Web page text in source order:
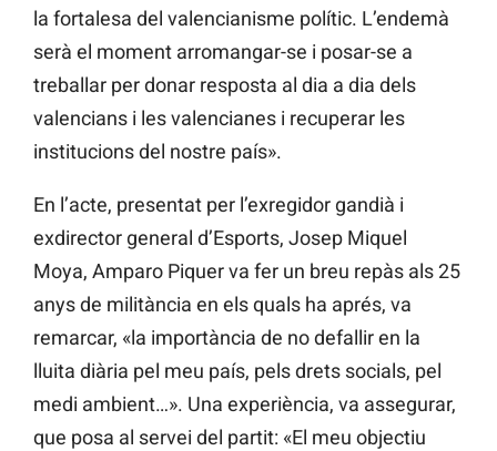
la fortalesa del valencianisme polític. L’endemà
serà el moment arromangar-se i posar-se a
treballar per donar resposta al dia a dia dels
valencians i les valencianes i recuperar les
institucions del nostre país».
En l’acte, presentat per l’exregidor gandià i
exdirector general d’Esports, Josep Miquel
Moya, Amparo Piquer va fer un breu repàs als 25
anys de militància en els quals ha aprés, va
remarcar, «la importància de no defallir en la
lluita diària pel meu país, pels drets socials, pel
medi ambient…». Una experiència, va assegurar,
que posa al servei del partit: «El meu objectiu